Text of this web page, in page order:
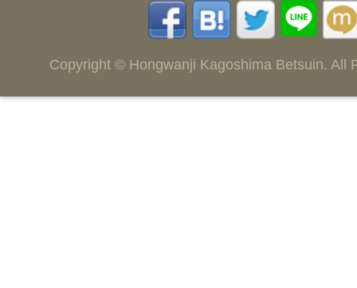
Copyright © Hongwanji Kagoshima Betsuin. All